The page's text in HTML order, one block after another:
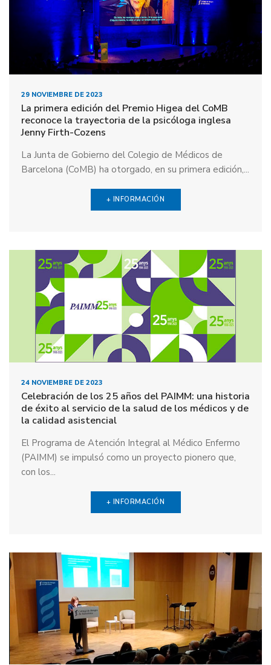
29 NOVIEMBRE DE 2023
La primera edición del Premio Higea del CoMB
reconoce la trayectoria de la psicóloga inglesa
Jenny Firth-Cozens
La Junta de Gobierno del Colegio de Médicos de
Barcelona (CoMB) ha otorgado, en su primera edición,...
+ INFORMACIÓN
24 NOVIEMBRE DE 2023
Celebración de los 25 años del PAIMM: una historia
de éxito al servicio de la salud de los médicos y de
la calidad asistencial
El Programa de Atención Integral al Médico Enfermo
(PAIMM) se impulsó como un proyecto pionero que,
con los...
+ INFORMACIÓN